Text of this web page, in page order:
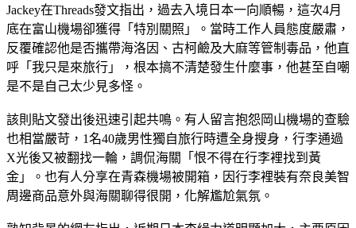
Jackey在Threads發文指出，過去入境日本一向順暢，這次4月
底在富山機場卻獲得「特別關照」。當時工作人員態度嚴肅，
反覆確認他是否攜帶海洛因、古柯鹼及大麻等管制毒品，他直
呼「我只是來旅行」，根本搞不清楚發生什麼事，他甚至自嘲
該則貼文發出後迅速引起共鳴。有人留言抱怨岡山機場的查驗
也相當嚴苛，1名40歲男性獨自旅行時遭全身搜身，行李通過
X光後又被翻找一輪，調侃海關「恨不得在行李裡找到黃
金」。也有人分享在青森機場被開箱，因行李裡裝有奈良美智